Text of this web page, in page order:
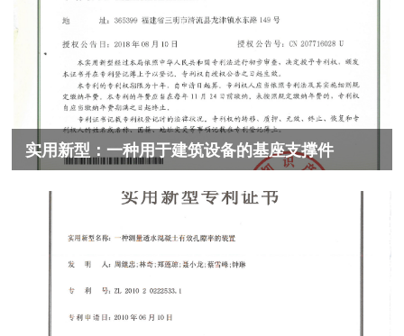
实用新型：一种用于建筑设备的基座支撑件